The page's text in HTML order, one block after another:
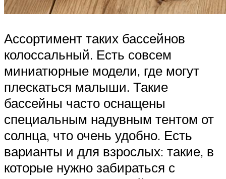
Ассортимент таких бассейнов
колоссальный. Есть совсем
миниатюрные модели, где могут
плескаться малыши. Такие
бассейны часто оснащены
специальным надувным тентом от
солнца, что очень удобно. Есть
варианты и для взрослых: такие, в
которые нужно забираться с